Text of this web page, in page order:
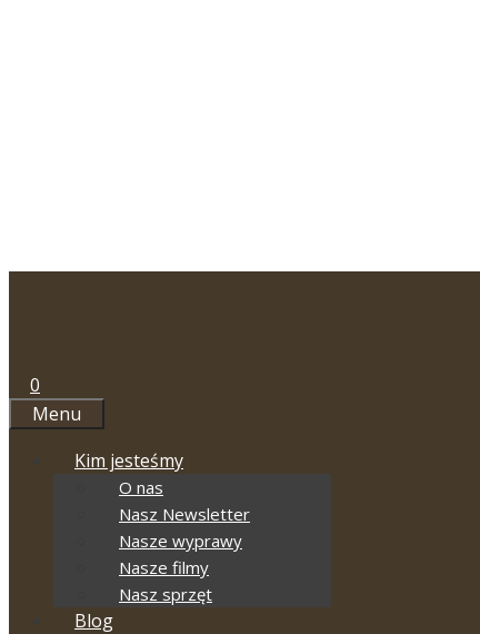
0
Menu
Kim jesteśmy
O nas
Nasz Newsletter
Nasze wyprawy
Nasze filmy
Nasz sprzęt
Blog